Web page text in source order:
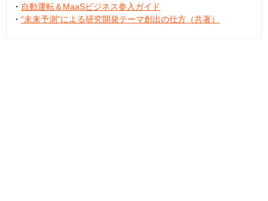
・ 自動運転＆MaaSビジネス参入ガイド
・ “未来予測”による研究開発テーマ創出の仕方（共著）